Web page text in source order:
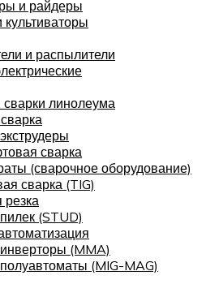
и райдеры
и распылители
линолеума
сварка
(сварочное оборудование)
сварка (TIG)
(STUD)
(MMA)
(MIG-MAG)